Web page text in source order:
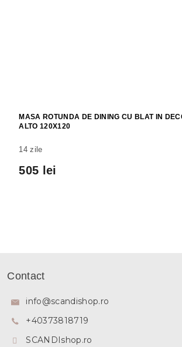
MASA ROTUNDA DE DINING CU BLAT IN
ALTO 120X120
14 zile
505 lei
Contact
info@scandishop.ro
+40373818719
SCANDIshop.ro